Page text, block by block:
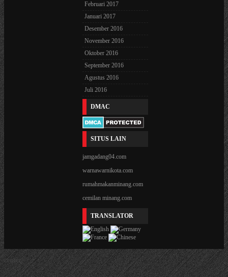
Februari 2017
Januari 2017
Desember 2016
November 2016
Oktober 2016
September 2016
Agustus 2016
Juli 2016
DMAC
SITUS LAIN
jamgadang04.com
warnawarnikota.com
rumahmakanminang.com
cemilan minang.com
TRANSLATOR
center>